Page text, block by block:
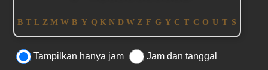
Tampilkan hanya jam Jam dan tanggal